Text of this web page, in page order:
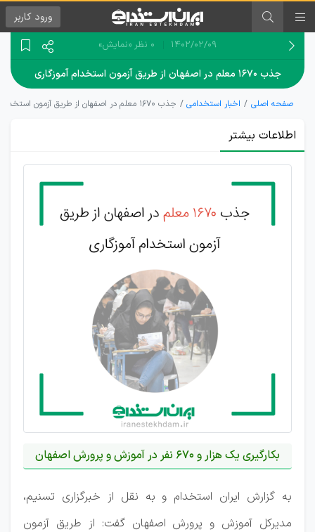
ورود کاربر
۱۴۰۲/۰۲/۰۹ 0 نظر «نمایش»
جذب ۱۶۷۰ معلم در اصفهان از طریق آزمون استخدام آموزگاری
صفحه اصلی اخبار استخدامی جذب ۱۶۷۰ معلم در اصفهان از طریق آزمون استخدام آموزگاری
اطلاعات بیشتر
بکارگیری یک هزار و 670 نفر در آموزش و پرورش اصفهان
به گزارش ایران استخدام و به نقل از خبرگزاری تسنیم،
مدیرکل آموزش و پرورش اصفهان گفت: از طریق آزمون